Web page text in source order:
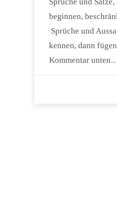
Sprüche und
beginnen,
Sprüche und
kennen, dann
Kommentar